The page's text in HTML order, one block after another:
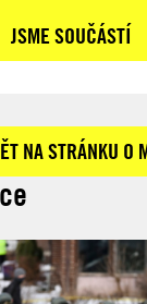
JSME SOUČÁSTÍ
NA STRÁNKU O